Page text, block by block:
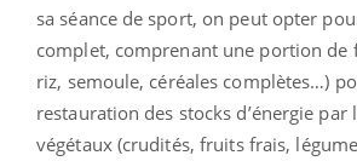
sa séance de sport, on peut opter
complet, comprenant une portion de
riz, semoule, céréales complètes…)
restauration des stocks d’énergie par
végétaux (crudités, fruits frais,